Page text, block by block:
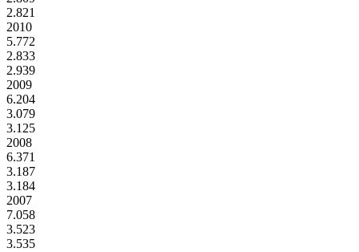
2.821
2010
5.772
2.833
2.939
2009
6.204
3.079
3.125
2008
6.371
3.187
3.184
2007
7.058
3.523
3.535